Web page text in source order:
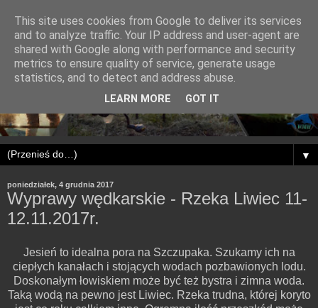
▼
poniedziałek, 4 grudnia 2017
Wyprawy wędkarskie - Rzeka Liwiec 11-
12.11.2017r.
Jesień to idealna pora na Szczupaka. Szukamy ich na
ciepłych kanałach i stojących wodach pozbawionych lodu.
Doskonałym łowiskiem może być też bystra i zimna woda.
Taką wodą na pewno jest Liwiec. Rzeka trudna, której koryto
This site uses cookies from Google to deliver its services
and to analyze traffic. Your IP address and user-agent are
shared with Google along with performance and security
metrics to ensure quality of service, generate usage
statistics, and to detect and address abuse.
LEARN MORE GOT IT